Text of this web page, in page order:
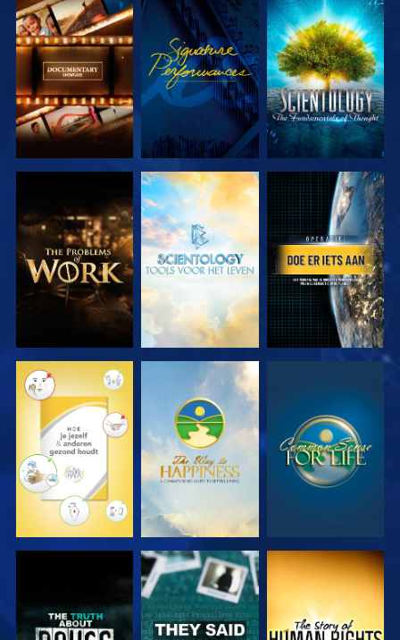
VERKEN DE
SERIE
KIJK
VERKEN DE
SERIE
VERKEN DE
SERIE
VERKEN DE
SERIE
KIJK
KIJK KIJK KIJK
KIJK KIJK